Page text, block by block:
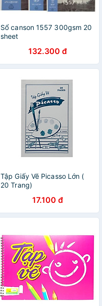
Sổ canson 1557 300gsm 20
sheet
132.300 đ
Tập Giấy Vẽ Picasso Lớn (
20 Trang)
17.100 đ